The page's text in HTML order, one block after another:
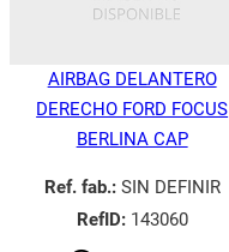
AIRBAG DELANTERO
DERECHO FORD FOCUS
BERLINA CAP
Ref. fab.:SIN DEFINIR
RefID:143060